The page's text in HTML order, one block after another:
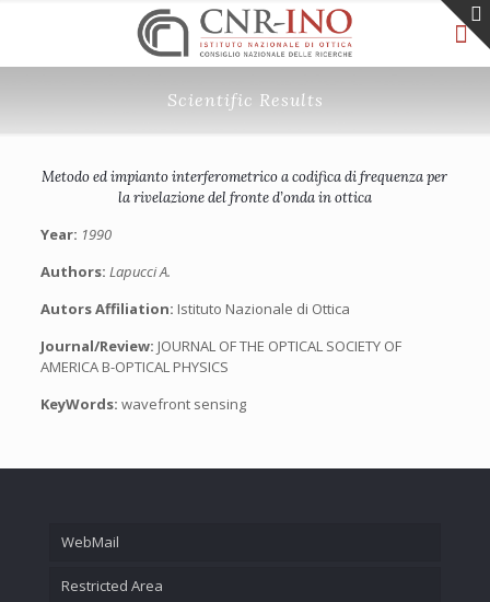
Scientific Results
Metodo ed impianto interferometrico a codifica di frequenza per
la rivelazione del fronte d’onda in ottica
Year: 1990
Authors: Lapucci A.
Autors Affiliation: Istituto Nazionale di Ottica
Journal/Review: JOURNAL OF THE OPTICAL SOCIETY OF
AMERICA B-OPTICAL PHYSICS
KeyWords: wavefront sensing
WebMail
Restricted Area